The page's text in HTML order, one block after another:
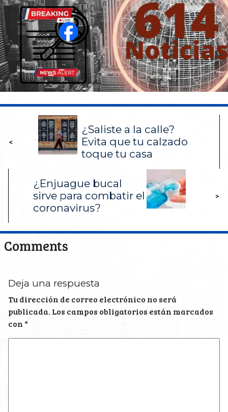
<
¿Saliste a la calle?
Evita que tu calzado
toque tu casa
¿Enjuague bucal
sirve para combatir el
coronavirus?
>
Comments
Deja una respuesta
Tu dirección de correo electrónico no será
publicada. Los campos obligatorios están marcados
con*